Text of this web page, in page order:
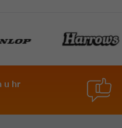
u hr